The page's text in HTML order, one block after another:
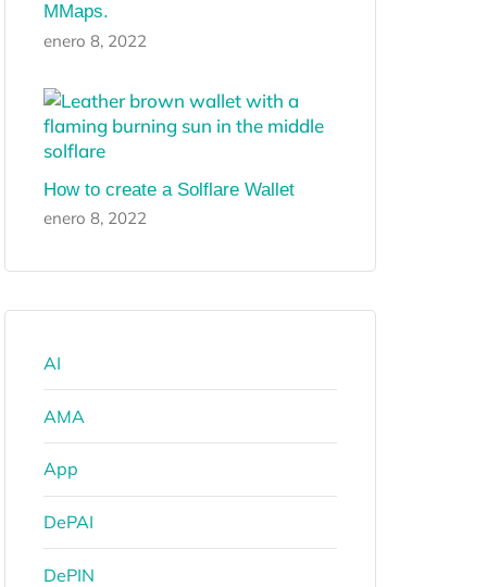
MMaps.
enero 8, 2022
How to create a Solflare Wallet
enero 8, 2022
AI
AMA
App
DePAI
DePIN